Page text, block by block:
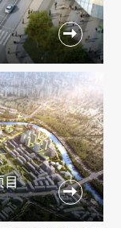

目
